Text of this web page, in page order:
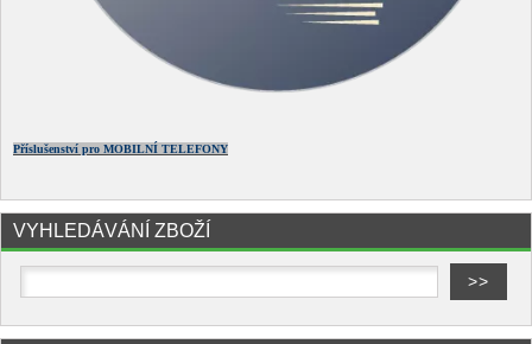
Příslušenství pro MOBILNÍ TELEFONY
VYHLEDÁVÁNÍ ZBOŽÍ